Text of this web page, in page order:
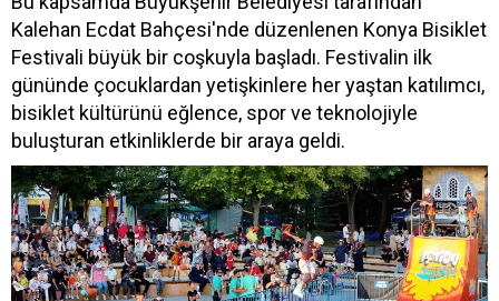
Kalehan Ecdat Bahçesi'nde düzenlenen Konya Bisiklet
Festivali büyük bir coşkuyla başladı. Festivalin ilk
gününde çocuklardan yetişkinlere her yaştan katılımcı,
bisiklet kültürünü eğlence, spor ve teknolojiyle
buluşturan etkinliklerde bir araya geldi.